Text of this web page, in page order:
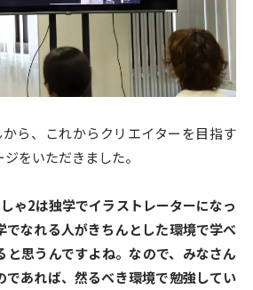
ら、これからクリエイターを目指す
をいただきました。
ゃ2は独学でイラストレーターになっ
でなれる人がきちんとした環境で学べ
と思うんですよね。なので、みなさん
であれば、然るべき環境で勉強してい